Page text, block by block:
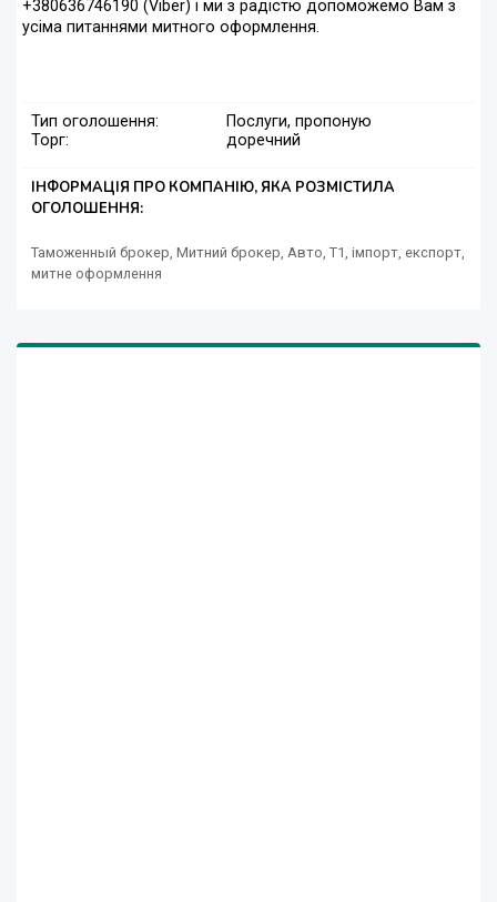
+380636746190 (Viber) і ми з радістю допоможемо Вам з
усіма питаннями митного оформлення.
Тип оголошення:
Послуги, пропоную
Торг:
доречний
ІНФОРМАЦІЯ ПРО КОМПАНІЮ, ЯКА РОЗМІСТИЛА
ОГОЛОШЕННЯ:
Таможенный брокер, Митний брокер, Авто, Т1, імпорт, експорт,
митне оформлення